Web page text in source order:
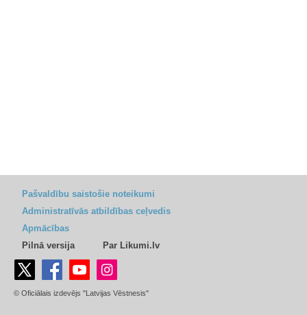
Pašvaldību saistošie noteikumi
Administratīvās atbildības ceļvedis
Apmācības
Pilnā versija
Par Likumi.lv
© Oficiālais izdevējs "Latvijas Vēstnesis"